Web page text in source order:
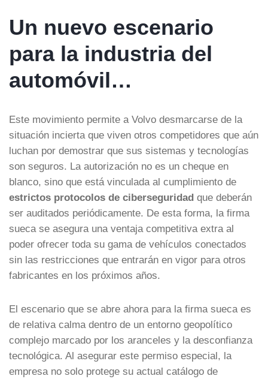
Un nuevo escenario
para la industria del
automóvil…
Este movimiento permite a Volvo desmarcarse de la
situación incierta que viven otros competidores que aún
luchan por demostrar que sus sistemas y tecnologías
son seguros. La autorización no es un cheque en
blanco, sino que está vinculada al cumplimiento de
estrictos protocolos de ciberseguridad que deberán
ser auditados periódicamente. De esta forma, la firma
sueca se asegura una ventaja competitiva extra al
poder ofrecer toda su gama de vehículos conectados
sin las restricciones que entrarán en vigor para otros
fabricantes en los próximos años.
El escenario que se abre ahora para la firma sueca es
de relativa calma dentro de un entorno geopolítico
complejo marcado por los aranceles y la desconfianza
tecnológica. Al asegurar este permiso especial, la
empresa no solo protege su actual catálogo de